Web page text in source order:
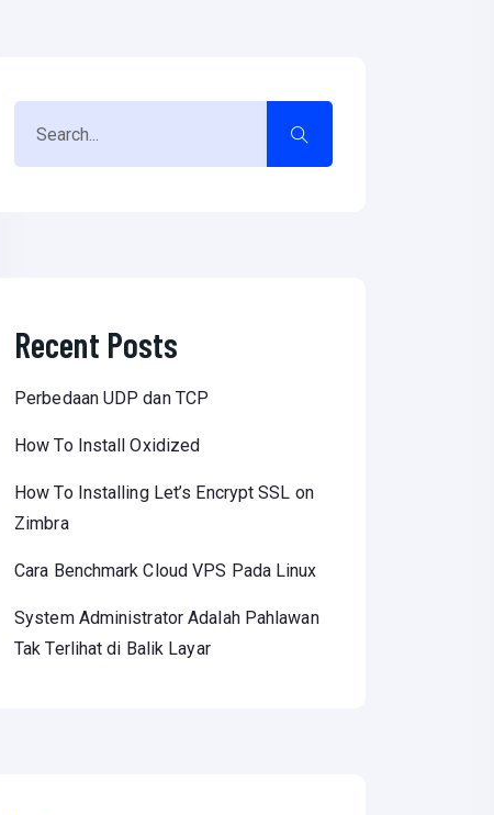
Recent Posts
Perbedaan UDP dan TCP
How To Install Oxidized
How To Installing Let’s Encrypt SSL on
Zimbra
Cara Benchmark Cloud VPS Pada Linux
System Administrator Adalah Pahlawan
Tak Terlihat di Balik Layar